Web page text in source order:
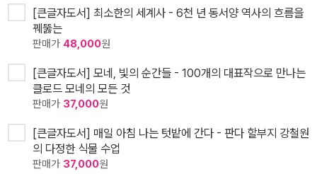
[큰글자도서] 최소한의 세계사 - 6천 년 동서양 역사의 흐름을
꿰뚫는
판매가 48,000원
[큰글자도서] 모네, 빛의 순간들 - 100개의 대표작으로 만나는
클로드 모네의 모든 것
판매가 37,000원
[큰글자도서] 매일 아침 나는 텃밭에 간다 - 판다 할부지 강철원
의 다정한 식물 수업
판매가 37,000원